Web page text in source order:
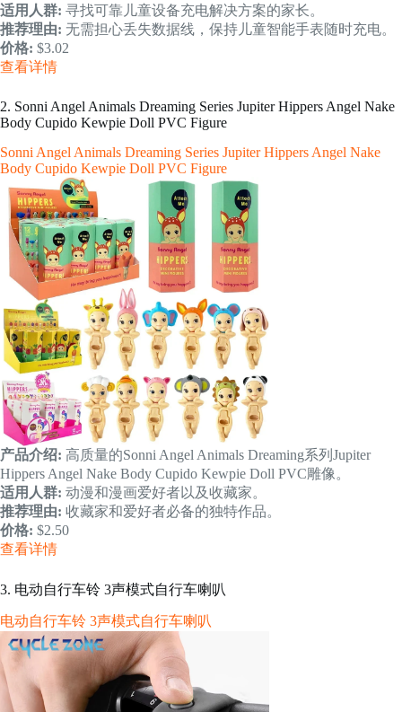
适用人群: 寻找可靠儿童设备充电解决方案的家长。
推荐理由: 无需担心丢失数据线，保持儿童智能手表随时充电。
价格: $3.02
查看详情
2. Sonni Angel Animals Dreaming Series Jupiter Hippers Angel Nake
Body Cupido Kewpie Doll PVC Figure
Sonni Angel Animals Dreaming Series Jupiter Hippers Angel Nake
Body Cupido Kewpie Doll PVC Figure
产品介绍: 高质量的Sonni Angel Animals Dreaming系列Jupiter
Hippers Angel Nake Body Cupido Kewpie Doll PVC雕像。
适用人群: 动漫和漫画爱好者以及收藏家。
推荐理由: 收藏家和爱好者必备的独特作品。
价格: $2.50
查看详情
3. 电动自行车铃 3声模式自行车喇叭
电动自行车铃 3声模式自行车喇叭